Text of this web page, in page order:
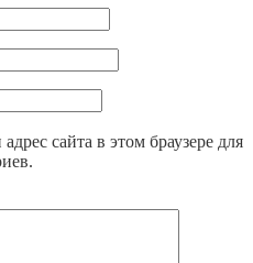
сайта в этом браузере для